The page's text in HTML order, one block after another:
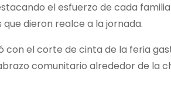
el esfuerzo de cada
dieron realce a la jornada.
con el corte de cinta de la feria
comunitario alrededor de la